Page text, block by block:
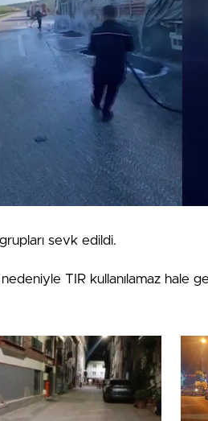
sevk edildi.
TIR kullanılamaz hale